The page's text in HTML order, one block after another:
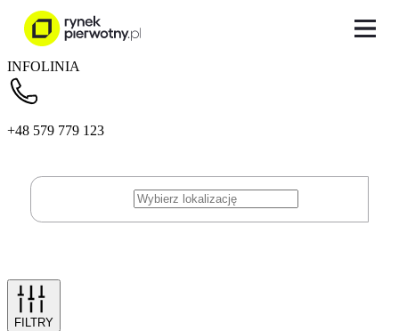
INFOLINIA
+48 579 779 123
FILTRY